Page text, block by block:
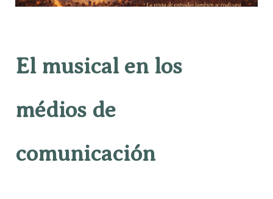
El musical en los
médios de
comunicación